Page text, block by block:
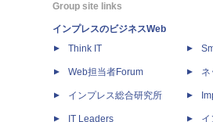
Group site links
インプレスのビジネスWeb
Think IT
Web担当者Forum
インプレス総合研究所
IT Leaders
ネ
イ